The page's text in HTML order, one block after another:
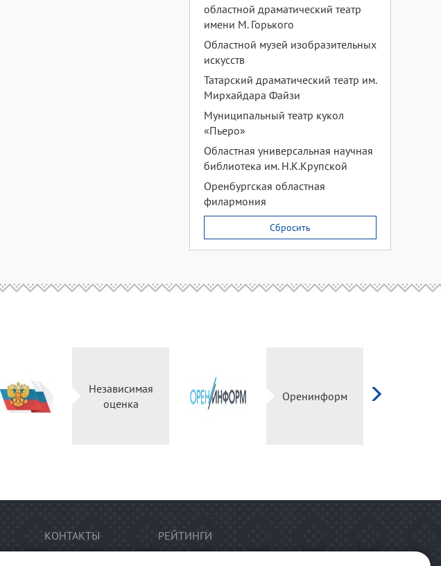
областной драматический театр
имени М. Горького
Областной музей изобразительных
искусств
Татарский драматический театр им.
Мирхайдара Файзи
Муниципальный театр кукол
«Пьеро»
Областная универсальная научная
библиотека им. Н.К.Крупской
Оренбургская областная
филармония
Сбросить
Независимая
оценка
Оренинформ
КОНТАКТЫ РЕЙТИНГИ